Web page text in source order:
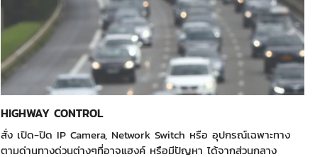
HIGHWAY CONTROL
สั่ง เปิด-ปิด IP Camera, Network Switch หรือ อุปกรณ์เฉพาะทาง
ตามด่านทางด่วนต่างๆที่อาจแฮงค์ หรือมีปัญหา ได้จากส่วนกลาง